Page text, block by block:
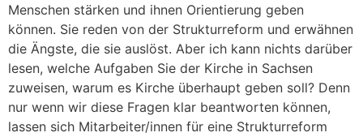
Menschen stärken und ihnen Orientierung geben
können. Sie reden von der Strukturreform und erwähnen
die Ängste, die sie auslöst. Aber ich kann nichts darüber
lesen, welche Aufgaben Sie der Kirche in Sachsen
zuweisen, warum es Kirche überhaupt geben soll? Denn
nur wenn wir diese Fragen klar beantworten können,
lassen sich Mitarbeiter/innen für eine Strukturreform